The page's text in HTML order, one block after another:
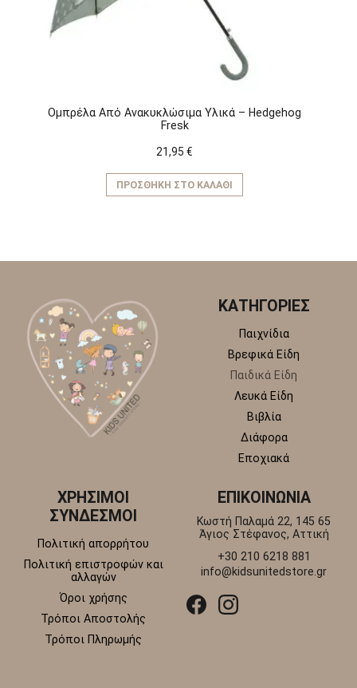
στη
σελίδα
του
προϊόντος
Ομπρέλα Από Ανακυκλώσιμα Υλικά – Hedgehog
Fresk
21,95 €
ΠΡΟΣΘΉΚΗ ΣΤΟ ΚΑΛΆΘΙ
ΚΑΤΗΓΟΡΙΕΣ
Παιχνίδια
Βρεφικά Είδη
Παιδικά Είδη
Λευκά Είδη
Βιβλία
Διάφορα
Εποχιακά
ΧΡΗΣΙΜΟΙ
ΣΥΝΔΕΣΜΟΙ
Πολιτική απορρήτου
Πολιτική επιστροφών και
αλλαγών
Όροι χρήσης
Τρόποι Αποστολής
Τρόποι Πληρωμής
ΕΠΙΚΟΙΝΩΝΙΑ
Κωστή Παλαμά 22, 145 65
Άγιος Στέφανος, Αττική
+30 210 6218 881
info@kidsunitedstore.gr